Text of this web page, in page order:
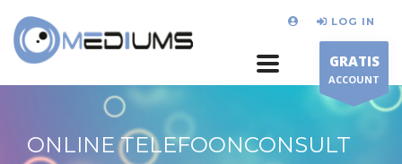
LOG IN
GRATIS
ACCOUNT
ONLINE TELEFOONCONSULT